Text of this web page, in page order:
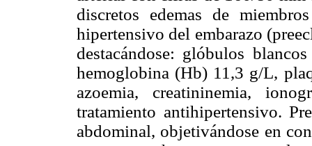
discretos edemas de
hipertensivo del embarazo
destacándose: glóbulos
hemoglobina (Hb) 11,3 g/L,
azoemia, creatininemia,
tratamiento antihipertensivo.
abdominal, objetivándose en